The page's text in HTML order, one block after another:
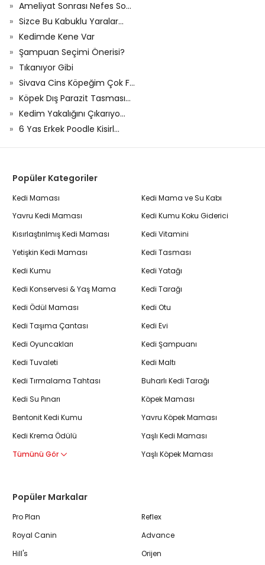
Ameliyat Sonrası Nefes So...
Sizce Bu Kabuklu Yaralar...
Kedimde Kene Var
Şampuan Seçimi Önerisi?
Tıkanıyor Gibi
Sivava Cins Köpeğim Çok F...
Köpek Dış Parazit Tasması...
Kedim Yakalığını Çıkarıyo...
6 Yas Erkek Poodle Kisirl...
Popüler Kategoriler
Kedi Maması
Yavru Kedi Maması
Kısırlaştırılmış Kedi Maması
Yetişkin Kedi Maması
Kedi Kumu
Kedi Konservesi & Yaş Mama
Kedi Ödül Maması
Kedi Taşıma Çantası
Kedi Oyuncakları
Kedi Tuvaleti
Kedi Tırmalama Tahtası
Kedi Su Pınarı
Bentonit Kedi Kumu
Kedi Krema Ödülü
Tümünü Gör
Kedi Mama ve Su Kabı
Kedi Kumu Koku Giderici
Kedi Vitamini
Kedi Tasması
Kedi Yatağı
Kedi Tarağı
Kedi Otu
Kedi Evi
Kedi Şampuanı
Kedi Maltı
Buharlı Kedi Tarağı
Köpek Maması
Yavru Köpek Maması
Yaşlı Kedi Maması
Yaşlı Köpek Maması
Popüler Markalar
Pro Plan
Royal Canin
Hill's
Reflex
Advance
Orijen